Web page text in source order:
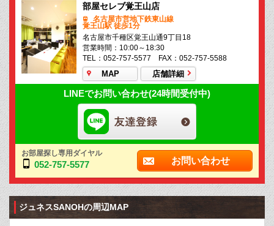
部屋セレブ覚王山店
名古屋市営地下鉄東山線
覚王山駅 徒歩1分
名古屋市千種区覚王山通9丁目18
営業時間：10:00～18:30
TEL：052-757-5577 FAX：052-757-5588
MAP 店舗詳細
LINEでお問い合わせ(24時間受付中)
お部屋探し専用ダイヤル
052-757-5577 お問い合わせ
ジュネスSANOHの周辺MAP